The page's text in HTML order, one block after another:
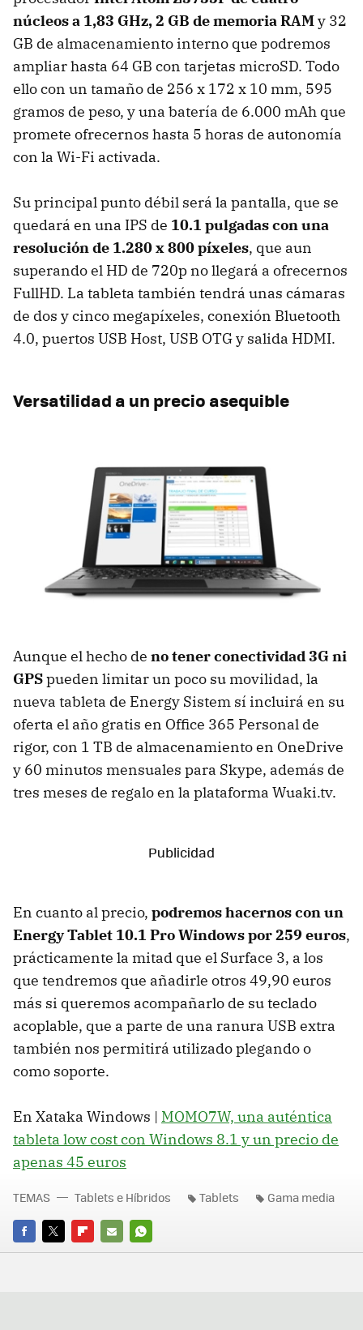
núcleos a 1,83 GHz, 2 GB de memoria RAMy 32
GB de almacenamiento interno que podremos
ampliar hasta 64 GB con tarjetas microSD. Todo
ello con un tamaño de 256 x 172 x 10 mm, 595
gramos de peso, y una batería de 6.000 mAh que
promete ofrecernos hasta 5 horas de autonomía
con la Wi-Fi activada.
Su principal punto débil será la pantalla, que se
quedará en una IPS de 10.1 pulgadas con una
resolución de 1.280 x 800 píxeles, que aun
superando el HD de 720p no llegará a ofrecernos
FullHD. La tableta también tendrá unas cámaras
de dos y cinco megapíxeles, conexión Bluetooth
4.0, puertos USB Host, USB OTG y salida HDMI.
Versatilidad a un precio asequible
Aunque el hecho de no tener conectividad 3G ni
GPSpueden limitar un poco su movilidad, la
nueva tableta de Energy Sistem sí incluirá en su
oferta el año gratis en Office 365 Personal de
rigor, con 1 TB de almacenamiento en OneDrive
y 60 minutos mensuales para Skype, además de
tres meses de regalo en la plataforma Wuaki.tv.
En cuanto al precio, podremos hacernos con un
Energy Tablet 10.1 Pro Windows por 259 euros,
prácticamente la mitad que el Surface 3, a los
que tendremos que añadirle otros 49,90 euros
más si queremos acompañarlo de su teclado
acoplable, que a parte de una ranura USB extra
también nos permitirá utilizado plegando o
como soporte.
En Xataka Windows | MOMO7W, una auténtica
tableta low cost con Windows 8.1 y un precio de
apenas 45 euros
FACEBOOK
TWITTERFLIPBOARD
E-
WHATSAPP
TEMAS Tablets e Híbridos Tablets Gama media